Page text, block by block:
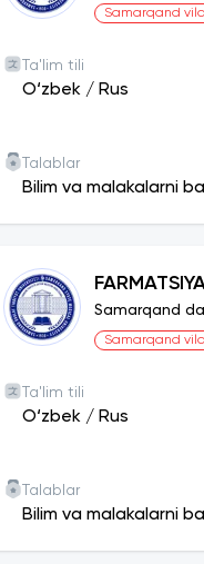
Samarqand
Ta'lim tili
O‘zbek / Rus
Talablar
Bilim va malakalarni
Samarqand
Samarqand
Ta'lim tili
O‘zbek / Rus
Talablar
Bilim va malakalarni